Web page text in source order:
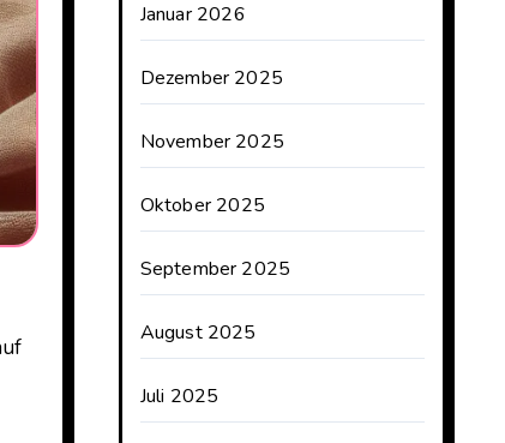
Januar 2026
Dezember 2025
November 2025
Oktober 2025
September 2025
August 2025
Juli 2025